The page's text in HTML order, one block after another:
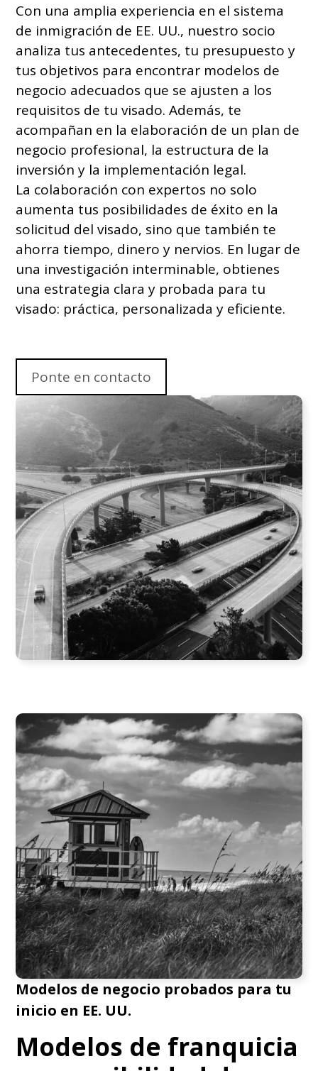
Con una amplia experiencia en el sistema
de inmigración de EE. UU., nuestro socio
analiza tus antecedentes, tu presupuesto y
tus objetivos para encontrar modelos de
negocio adecuados que se ajusten a los
requisitos de tu visado. Además, te
acompañan en la elaboración de un plan de
negocio profesional, la estructura de la
inversión y la implementación legal.
La colaboración con expertos no solo
aumenta tus posibilidades de éxito en la
solicitud del visado, sino que también te
ahorra tiempo, dinero y nervios. En lugar de
una investigación interminable, obtienes
una estrategia clara y probada para tu
visado: práctica, personalizada y eficiente.
Ponte en contacto
Modelos de negocio probados para tu
inicio en EE. UU.
Modelos de franquicia